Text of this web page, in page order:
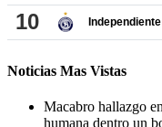
Noticias Mas Vistas
Macabro hallazgo
humana dentro un